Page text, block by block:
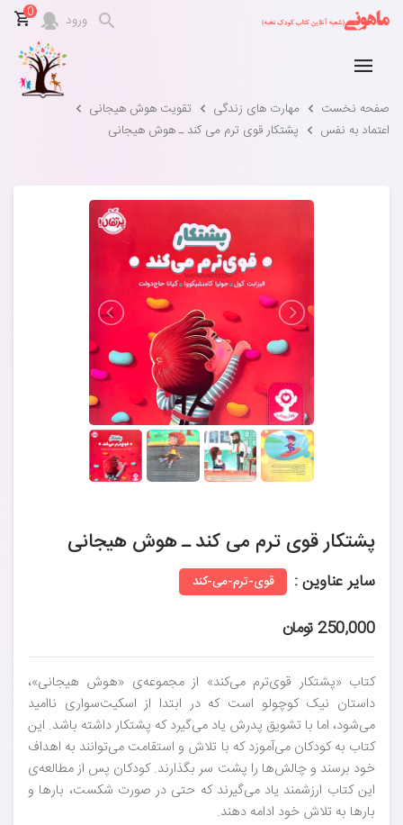
ورود 0
صفحه نخست مهارت های زندگی
تقویت هوش هیجانی
اعتماد به نفس
پشتکار قوی ترم می کند ـ هوش هیجانی
پشتکار قوی ترم می کند ـ هوش هیجانی
سایر عناوین : قوی-ترم-می-کند
250,000 تومان
کتاب «پشتکار قوی‌ترم می‌کند» از مجموعه‌ی «هوش هیجانی»،
داستان نیک کوچولو است که در ابتدا از اسکیت‌سواری ناامید
می‌شود، اما با تشویق پدرش یاد می‌گیرد که پشتکار داشته باشد. این
کتاب به کودکان می‌آموزد که با تلاش و استقامت می‌توانند به اهداف
خود برسند و چالش‌ها را پشت سر بگذارند. کودکان پس از مطالعه‌ی
این کتاب ارزشمند یاد می‌گیرند که حتی در صورت شکست، بارها و
بارها به تلاش خود ادامه دهند.